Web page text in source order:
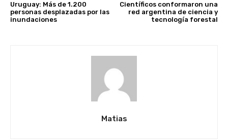
Uruguay: Más de 1.200
personas desplazadas por las
inundaciones
Científicos conformaron una
red argentina de ciencia y
tecnología forestal
Matias